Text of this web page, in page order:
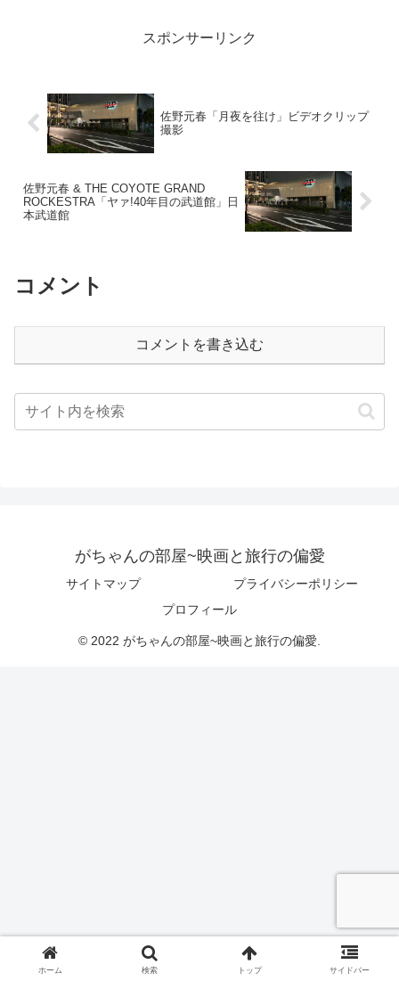
スポンサーリンク
佐野元春「月夜を往け」ビデオクリップ
撮影
佐野元春 & THE COYOTE GRAND
ROCKESTRA「ヤァ!40年目の武道館」日
本武道館
コメント
コメントを書き込む
がちゃんの部屋~映画と旅行の偏愛
サイトマップ
プライバシーポリシー
プロフィール
© 2022 がちゃんの部屋~映画と旅行の偏愛.
ホーム 検索 トップ サイドバー